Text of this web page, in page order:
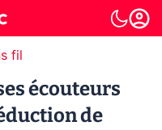
fil
écouteurs
de